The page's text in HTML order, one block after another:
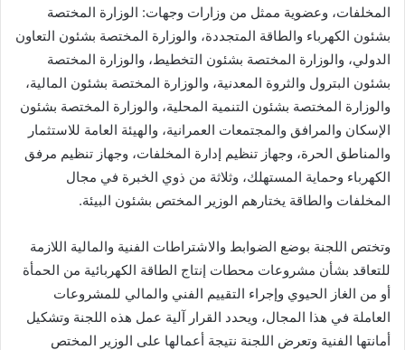
المخلفات، وعضوية ممثل من وزارات وجهات: الوزارة المختصة
بشئون الكهرباء والطاقة المتجددة، والوزارة المختصة بشئون التعاون
الدولي، والوزارة المختصة بشئون التخطيط، والوزارة المختصة
بشئون البترول والثروة المعدنية، والوزارة المختصة بشئون المالية،
والوزارة المختصة بشئون التنمية المحلية، والوزارة المختصة بشئون
الإسكان والمرافق والمجتمعات العمرانية، والهيئة العامة للاستثمار
والمناطق الحرة، وجهاز تنظيم إدارة المخلفات، وجهاز تنظيم مرفق
الكهرباء وحماية المستهلك، وثلاثة من ذوي الخبرة في مجال
المخلفات والطاقة يختارهم الوزير المختص بشئون البيئة.
وتختص اللجنة بوضع الضوابط والاشتراطات الفنية والمالية اللازمة
للتعاقد بشأن مشروعات محطات إنتاج الطاقة الكهربائية من الحمأة
أو من الغاز الحيوي وإجراء التقييم الفني والمالي للمشروعات
العاملة في هذا المجال، ويحدد القرار آلية عمل هذه اللجنة وتشكيل
أمانتها الفنية وتعرض اللجنة نتيجة أعمالها على الوزير المختص